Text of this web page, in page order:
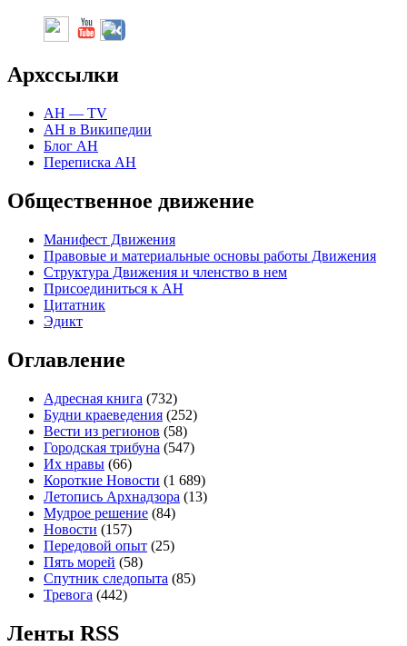
Архссылки
АН — TV
АН в Википедии
Блог АН
Переписка АН
Общественное движение
Манифест Движения
Правовые и материальные основы работы Движения
Структура Движения и членство в нем
Присоединиться к АН
Цитатник
Эдикт
Оглавление
Адресная книга (732)
Будни краеведения (252)
Вести из регионов (58)
Городская трибуна (547)
Их нравы (66)
Короткие Новости (1 689)
Летопись Архнадзора (13)
Мудрое решение (84)
Новости (157)
Передовой опыт (25)
Пять морей (58)
Спутник следопыта (85)
Тревога (442)
Ленты RSS